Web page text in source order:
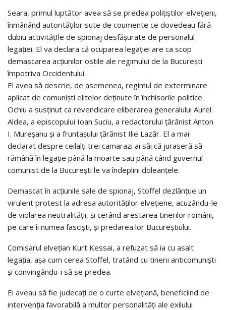
Seara, primul luptător avea să se predea polițiștilor elvețieni,
înmânând autorităților sute de coumente ce dovedeau fără
dubiu activitățIle de spionaj desfășurate de personalul
legației. El va declara că ocuparea legației are ca scop
demascarea acțiunilor ostile ale regimului de la București
împotriva Occidentului.
El avea să descrie, de asemenea, regimul de exterminare
aplicat de comuniști elitelor deținute în închisorile politice.
Ochiu a susținut ca revendicare eliberarea generalului Aurel
Aldea, a episcopului Ioan Suciu, a redactorului țărănist Anton
I. Mureșanu și a fruntașului țărănist Ilie Lazăr. El a mai
declarat despre ceilalți trei camarazi ai săi că juraseră să
rămână în legație până la moarte sau până când guvernul
comunist de la București le va îndeplini doleanțele.
Demascat în acțiunile sale de spionaj, Stoffel dezlănțue un
virulent protest la adresa autorităților elvețiene, acuzându-le
de violarea neutralității, și cerând arestarea tinerilor români,
pe care îi numea fasciști, și predarea lor Bucureștiului.
Comisarul elvețian Kurt Kessai, a refuzat să ia cu asalt
legația, așa cum cerea Stoffel, tratând cu tinerii anticomuniști
și convingându-i să se predea.
Ei aveau să fie judecați de o curte elvețiană, beneficiind de
intervenția favorabilă a multor personalități ale exilului